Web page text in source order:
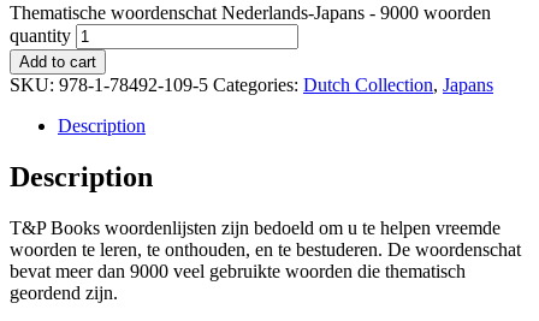
Thematische woordenschat Nederlands-Japans - 9000 woorden
quantity
Add to cart
SKU: 978-1-78492-109-5 Categories: Dutch Collection, Japans
Description
Description
T&P Books woordenlijsten zijn bedoeld om u te helpen vreemde
woorden te leren, te onthouden, en te bestuderen. De woordenschat
bevat meer dan 9000 veel gebruikte woorden die thematisch
geordend zijn.